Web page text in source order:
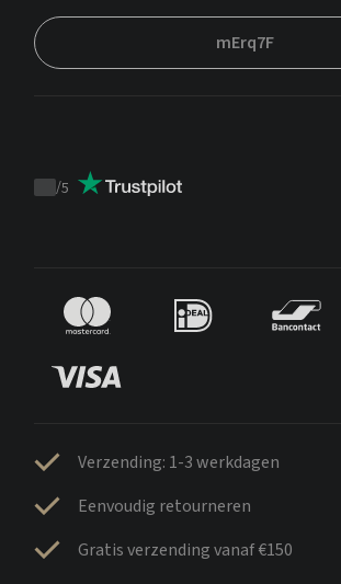
mErq7F
Trustpilot
/5
Verzending: 1-3 werkdagen
Eenvoudig retourneren
Gratis verzending vanaf €150